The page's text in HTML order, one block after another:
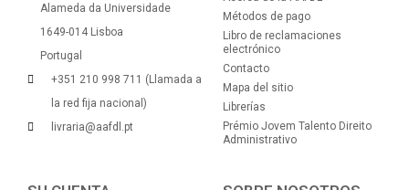
Alameda da Universidade
1649-014 Lisboa
Portugal
+351 210 998 711 (Llamada a
la red fija nacional)
livraria@aafdl.pt
Métodos de pago
Libro de reclamaciones
electrónico
Contacto
Mapa del sitio
Librerías
Prémio Jovem Talento Direito
Administrativo